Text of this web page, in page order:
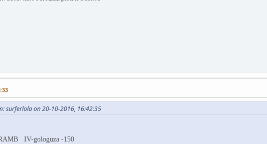
surferlola on 20-10-2016, 16:42:35
IV-gologuza -150